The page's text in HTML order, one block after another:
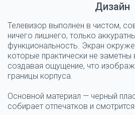
Дизайн
Телевизор выполнен в чистом,
ничего лишнего, только
функциональность. Экран
которые практически не
создавая ощущение, что
границы корпуса.
Основной материал — черный
собирает отпечатков и